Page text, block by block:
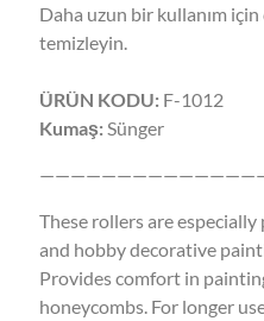
Daha uzun bir kullanım
temizleyin.
ÜRÜN KODU: F-1012
Kumaş:Sünger
These rollers are
and hobby decorative
Provides comfort in
honeycombs. For longer